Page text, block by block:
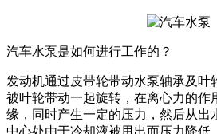
汽车水泵是如何进行工作的？
发动机通过皮带轮带动水泵轴承及叶
被叶轮带动一起旋转，在离心力的作
缘，同时产生一定的压力，然后从出
中心处由于冷却液被甩出而压力降低